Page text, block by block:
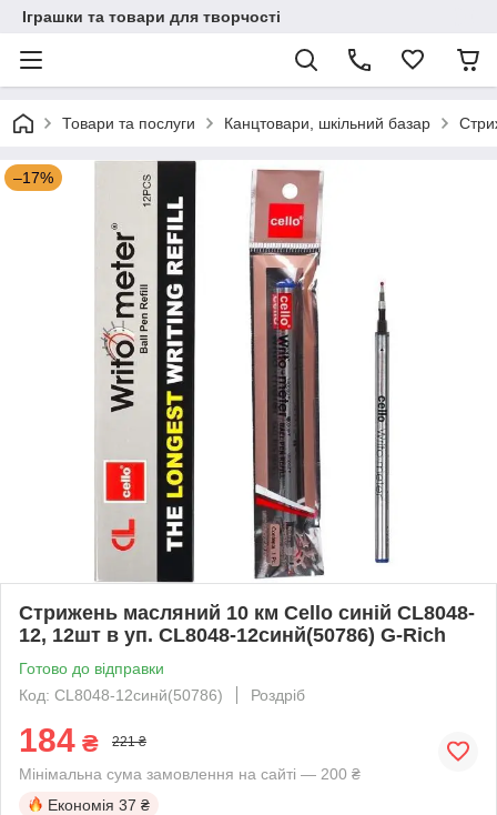
Іграшки та товари для творчості
Товари та послуги Канцтовари, шкільний базар
–17%
Стрижень масляний 10 км Cello синій CL8048-
12, 12шт в уп. CL8048-12синй(50786) G-Rich
Готово до відправки
Код: CL8048-12синй(50786)
Роздріб
184 ₴ 221 ₴
Мінімальна сума замовлення на сайті — 200 ₴
Економія 37 ₴